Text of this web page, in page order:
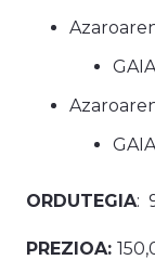
ORDUTEGIA:
PREZIOA: